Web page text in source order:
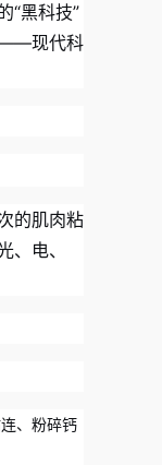
“黑科技”
——现代科
的肌肉粘
电、
、粉碎钙